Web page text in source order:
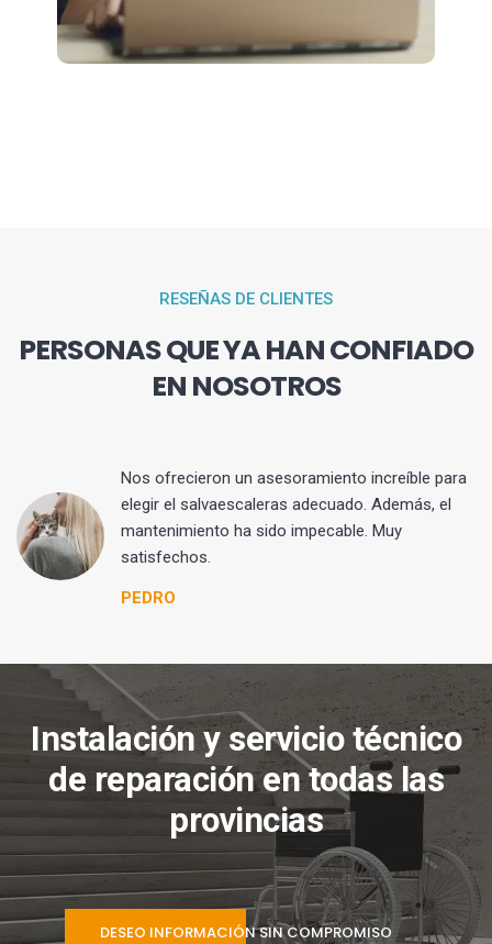
RESEÑAS DE CLIENTES
PERSONAS QUE YA HAN CONFIADO
EN NOSOTROS
Nos ofrecieron un asesoramiento increíble para
elegir el salvaescaleras adecuado. Además, el
mantenimiento ha sido impecable. Muy
satisfechos.
PEDRO
Instalación y servicio técnico
de reparación en todas las
provincias
DESEO INFORMACIÓN SIN COMPROMISO